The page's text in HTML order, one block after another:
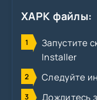
XAPK файлы:
Запустите
Installer
Следуйте